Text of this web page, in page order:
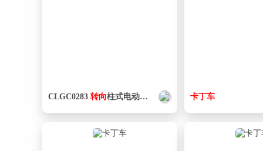
CLGC0283 转向柱式电动助力 转向 设计
卡丁车